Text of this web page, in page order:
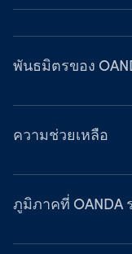
พันธมิตรของ
ตัวแทนขาย
ตัวแทนแนะน
แนวทางกา
นโยบายควา
ความช่วยเหลือ
คำถามที่พบ
ติดต่อเรา
ภูมิภาคที่ OANDA
สหรัฐอเมริก